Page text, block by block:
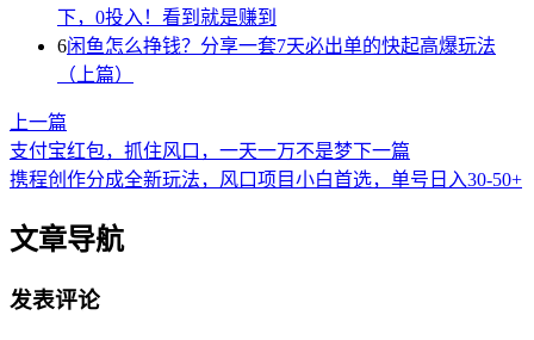
下，0投入！看到就是赚到
6闲鱼怎么挣钱？分享一套7天必出单的快起高爆玩法
（上篇）
上一篇
支付宝红包，抓住风口，一天一万不是梦下一篇
携程创作分成全新玩法，风口项目小白首选，单号日入30-50+
文章导航
发表评论